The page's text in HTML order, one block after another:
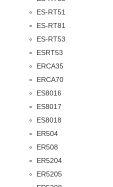
ES-RT51
ES-RT81
ES-RT53
ESRT53
ERCA35
ERCA70
ES8016
ES8017
ES8018
ER504
ER508
ER5204
ER5205